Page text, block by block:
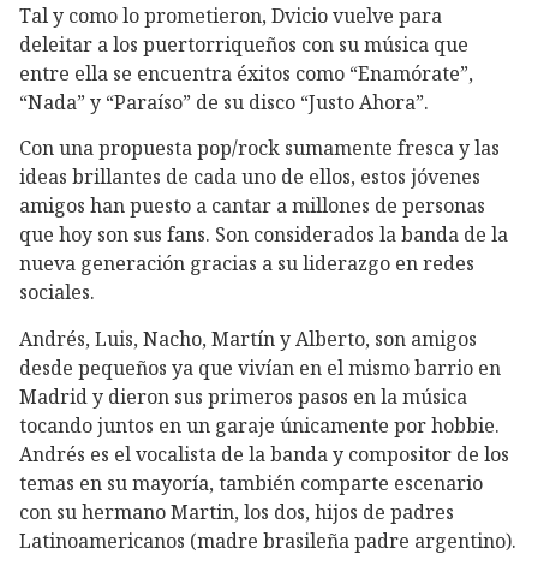
Tal y como lo prometieron, Dvicio vuelve para
deleitar a los puertorriqueños con su música que
entre ella se encuentra éxitos como “Enamórate”,
“Nada” y “Paraíso” de su disco “Justo Ahora”.
Con una propuesta pop/rock sumamente fresca y las
ideas brillantes de cada uno de ellos, estos jóvenes
amigos han puesto a cantar a millones de personas
que hoy son sus fans. Son considerados la banda de la
nueva generación gracias a su liderazgo en redes
sociales.
Andrés, Luis, Nacho, Martín y Alberto, son amigos
desde pequeños ya que vivían en el mismo barrio en
Madrid y dieron sus primeros pasos en la música
tocando juntos en un garaje únicamente por hobbie.
Andrés es el vocalista de la banda y compositor de los
temas en su mayoría, también comparte escenario
con su hermano Martin, los dos, hijos de padres
Latinoamericanos (madre brasileña padre argentino).